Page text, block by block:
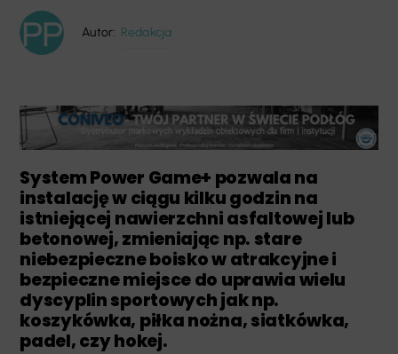
Autor: Redakcja
System Power Game+ pozwala na
instalację w ciągu kilku godzin na
istniejącej nawierzchni asfaltowej lub
betonowej, zmieniając np. stare
niebezpieczne boisko w atrakcyjne i
bezpieczne miejsce do uprawia wielu
dyscyplin sportowych jak np.
koszykówka, piłka nożna, siatkówka,
padel, czy hokej.